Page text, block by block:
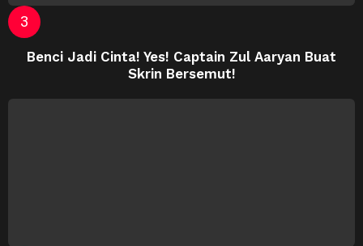
Benci Jadi Cinta! Yes! Captain Zul Aaryan Buat
Skrin Bersemut!